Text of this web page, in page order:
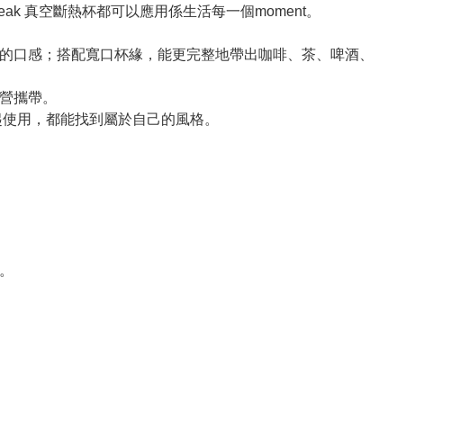
真空斷熱杯都可以應用係生活每一個moment。
口感；搭配寬口杯緣，能更完整地帶出咖啡、茶、啤酒、
攜帶。
用，都能找到屬於自己的風格。